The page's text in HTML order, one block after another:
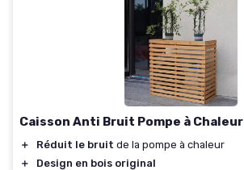
Caisson Anti Bruit Pompe à Chaleur
＋ Réduit le bruit de la pompe à chaleur
＋
Design en bois original